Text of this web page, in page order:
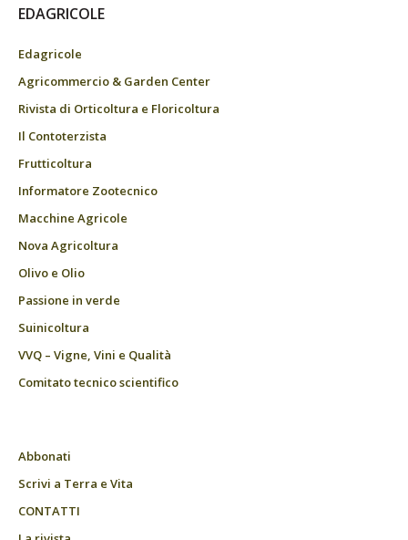
EDAGRICOLE
Edagricole
Agricommercio & Garden Center
Rivista di Orticoltura e Floricoltura
Il Contoterzista
Frutticoltura
Informatore Zootecnico
Macchine Agricole
Nova Agricoltura
Olivo e Olio
Passione in verde
Suinicoltura
VVQ – Vigne, Vini e Qualità
Comitato tecnico scientifico
Abbonati
Scrivi a Terra e Vita
CONTATTI